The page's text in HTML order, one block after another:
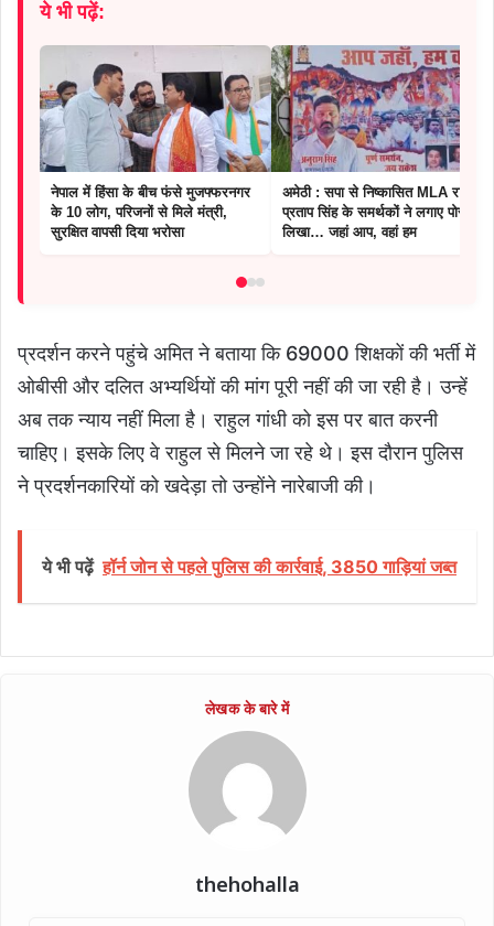
ये भी पढ़ें:
नेपाल में हिंसा के बीच फंसे मुजफ्फरनगर
के 10 लोग, परिजनों से मिले मंत्री,
सुरक्षित वापसी दिया भरोसा
अमेठी : सपा से निष्कासित MLA राकेश
प्रताप सिंह के समर्थकों ने लगाए पोस्टर,
लिखा… जहां आप, वहां हम
प्रदर्शन करने पहुंचे अमित ने बताया कि 69000 शिक्षकों की भर्ती में
ओबीसी और द​लित अभ्यर्थियों की मांग पूरी नहीं की जा रही है। उन्हें
अब तक न्याय नहीं मिला है। राहुल गांधी को इस पर बात करनी
चाहिए। इसके लिए वे राहुल से मिलने जा रहे थे। इस दौरान पुलिस
ने प्रदर्शनकारियों को खदेड़ा तो उन्होंने नारेबाजी की।
ये भी पढ़ें हॉर्न जोन से पहले पुलिस की कार्रवाई, 3850 गाड़ियां जब्त
thehohalla